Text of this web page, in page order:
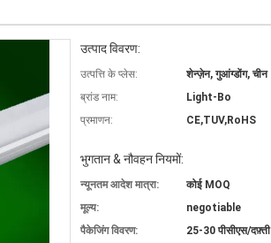
उत्पाद विवरण:
उत्पत्ति के प्लेस:
शेन्ज़ेन, गुआंग्डोंग, चीन
ब्रांड नाम:
Light-Bo
प्रमाणन:
CE,TUV,RoHS
भुगतान & नौवहन नियमों:
न्यूनतम आदेश मात्रा:
कोई MOQ
मूल्य:
negotiable
पैकेजिंग विवरण:
25-30 पीसीएस/दफ़्ती